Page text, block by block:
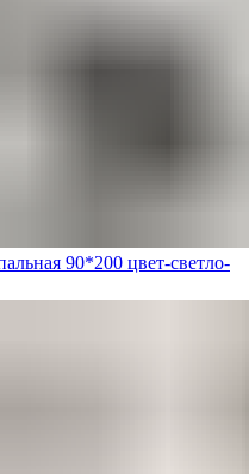
90*200 цвет-светло-